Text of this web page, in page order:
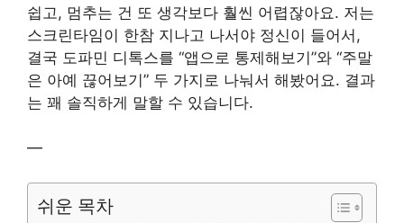
쉽고, 멈추는 건 또 생각보다 훨씬 어렵잖아요. 저는
스크린타임이 한참 지나고 나서야 정신이 들어서,
결국 도파민 디톡스를 “앱으로 통제해보기”와 “주말
은 아예 끊어보기” 두 가지로 나눠서 해봤어요. 결과
는 꽤 솔직하게 말할 수 있습니다.
—
쉬운 목차